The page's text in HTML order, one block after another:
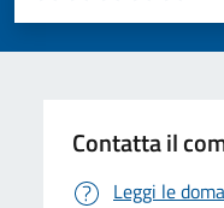
Valuta
Valuta 4
Valuta 3 stelle
Valuta 2 stelle su 5
Valuta 1 stelle su 5
Contatta il
Leggi le